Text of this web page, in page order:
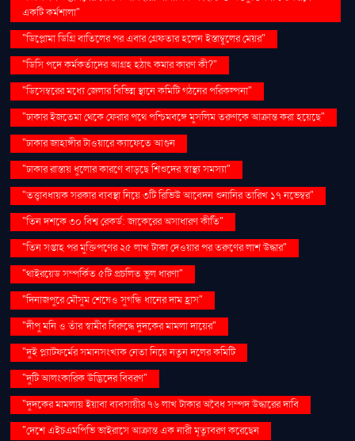
একটি কর্মশালা"
"ডিপ্লোমা ডিগ্রি বাতিলের পর এবার গ্রেফতার হলেন ইস্তাম্বুলের মেয়র"
"ডিসি পদে কর্মকর্তাদের আগ্রহ হঠাৎ কমার কারণ কী?"
"ডিসেম্বরের মধ্যে জেলার বিভিন্ন স্থানে কমিটি গঠনের পরিকল্পনা"
"ঢাকার ইজতেমা থেকে ফেরার পথে পশ্চিমবঙ্গে মুসলিম তরুণকে আক্রান্ত করা হয়েছে"
"ঢাকার জাহাঙ্গীর টাওয়ারে ক্যাফেতে আগুন
"ঢাকার রাস্তায় ধুলোর কারণে বাড়ছে শিশুদের স্বাস্থ্য সমস্যা"
"তত্ত্বাবধায়ক সরকার ব্যবস্থা নিয়ে ৩টি রিভিউ আবেদন শুনানির তারিখ ১৭ নভেম্বর"
"তিন দশকে ৩০ বিশ্ব রেকর্ড: জাকেরের অসাধারণ কীর্তি"
"তিন সপ্তাহ পর মুক্তিপণের ২৫ লাখ টাকা দেওয়ার পর তরুণের লাশ উদ্ধার"
"থাইরয়েড সম্পর্কিত ৫টি প্রচলিত ভুল ধারণা"
"দিনাজপুরে মৌসুম শেষেও সুগন্ধি ধানের দাম হ্রাস"
"দীপু মনি ও তাঁর স্বামীর বিরুদ্ধে দুদকের মামলা দায়ের"
"দুই প্ল্যাটফর্মের সমানসংখ্যক নেতা নিয়ে নতুন দলের কমিটি
"দুটি আলংকারিক উদ্ভিদের বিবরণ"
"দুদকের মামলায় ইয়াবা ব্যবসায়ীর ৭৬ লাখ টাকার অবৈধ সম্পদ উদ্ধারের দাবি
"দেশে এইচএমপিভি ভাইরাসে আক্রান্ত এক নারী মৃত্যুবরণ করেছেন